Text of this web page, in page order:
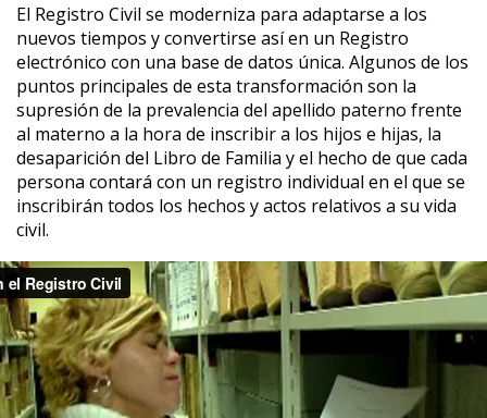
El Registro Civil se moderniza para adaptarse a los
nuevos tiempos y convertirse así en un Registro
electrónico con una base de datos única. Algunos de los
puntos principales de esta transformación son la
supresión de la prevalencia del apellido paterno frente
al materno a la hora de inscribir a los hijos e hijas, la
desaparición del Libro de Familia y el hecho de que cada
persona contará con un registro individual en el que se
inscribirán todos los hechos y actos relativos a su vida
civil.